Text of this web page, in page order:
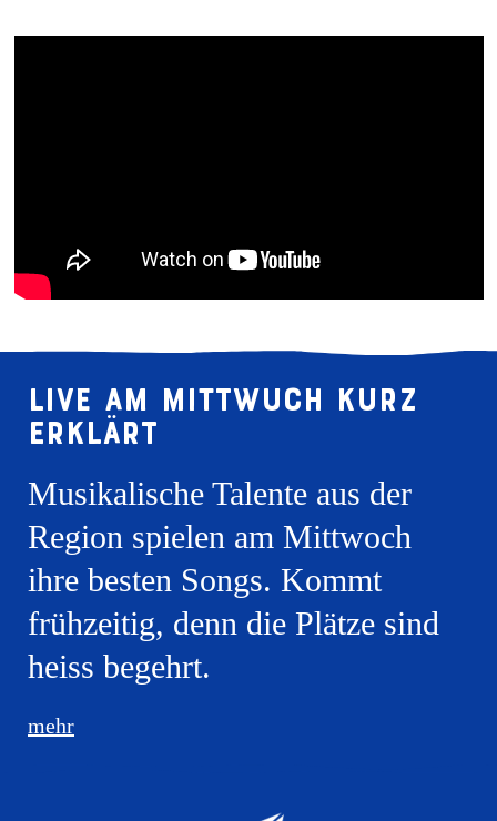
Live am Mittwuch kurz
erklärt
Musikalische Talente aus der
Region spielen am Mittwoch
ihre besten Songs. Kommt
frühzeitig, denn die Plätze sind
heiss begehrt.
mehr